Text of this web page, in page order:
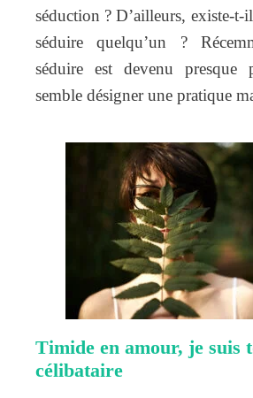
séduction ? D’ailleurs, existe-t-
séduire quelqu’un ?
séduire est devenu
semble désigner une pratique
Timide en amour, je suis
célibataire